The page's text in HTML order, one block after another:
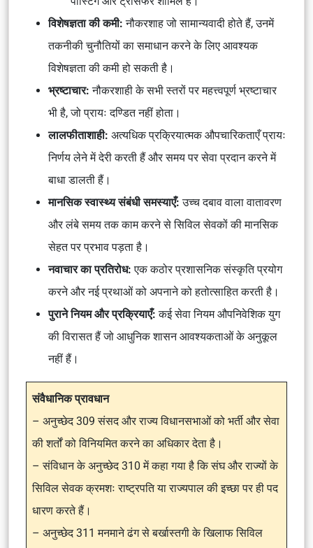
विशेषज्ञता की कमी:नौकरशाह जो सामान्यवादी होते हैं, उनमें
तकनीकी चुनौतियों का समाधान करने के लिए आवश्यक
विशेषज्ञता की कमी हो सकती है।
भ्रष्टाचार:नौकरशाही के सभी स्तरों पर महत्त्वपूर्ण भ्रष्टाचार
भी है, जो प्रायः दण्डित नहीं होता।
लालफीताशाही: अत्यधिक प्रक्रियात्मक औपचारिकताएँ प्रायः
निर्णय लेने में देरी करती हैं और समय पर सेवा प्रदान करने में
बाधा डालती हैं।
मानसिक स्वास्थ्य संबंधी समस्याएँ:उच्च दबाव वाला वातावरण
और लंबे समय तक काम करने से सिविल सेवकों की मानसिक
सेहत पर प्रभाव पड़ता है।
नवाचार का प्रतिरोध: एक कठोर प्रशासनिक संस्कृति प्रयोग
करने और नई प्रथाओं को अपनाने को हतोत्साहित करती है।
पुराने नियम और प्रक्रियाएँ:कई सेवा नियम औपनिवेशिक युग
की विरासत हैं जो आधुनिक शासन आवश्यकताओं के अनुकूल
नहीं हैं।
संवैधानिक प्रावधान
– अनुच्छेद 309 संसद और राज्य विधानसभाओं को भर्ती और सेवा
की शर्तों को विनियमित करने का अधिकार देता है।
– संविधान के अनुच्छेद 310 में कहा गया है कि संघ और राज्यों के
सिविल सेवक क्रमशः राष्ट्रपति या राज्यपाल की इच्छा पर ही पद
धारण करते हैं।
– अनुच्छेद 311 मनमाने ढंग से बर्खास्तगी के खिलाफ सिविल